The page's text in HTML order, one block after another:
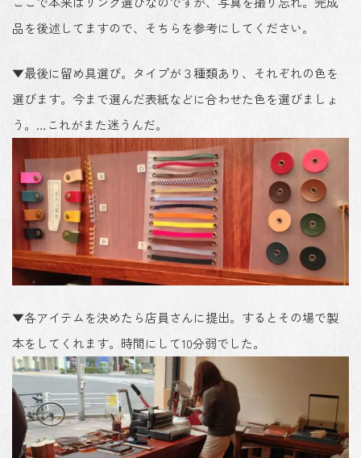
品を後述してますので、そちらを参考にしてください。
▼最後に留め具選び。タイプが３種類あり、それぞれの色を
選びます。今まで選んだ表紙などに合わせた色を選びましょ
う。…これがまた迷うんだ。
▼各アイテムを決めたら店員さんに提出。するとその場で製
本をしてくれます。時間にして10分弱でした。